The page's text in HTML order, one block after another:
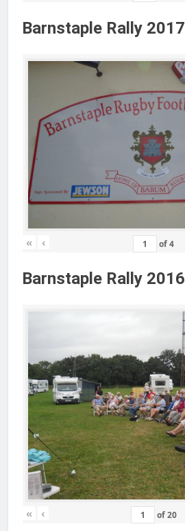
Barnstaple Rally 2017
« ‹ of4
Barnstaple Rally 2016
« ‹ of20